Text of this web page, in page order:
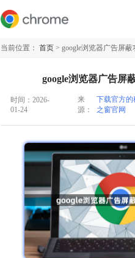
当前位置： 首页 > google浏览器广告屏
google浏览器广告屏
时间：2026-
01-24
来
源：
下载官方
之窗官网